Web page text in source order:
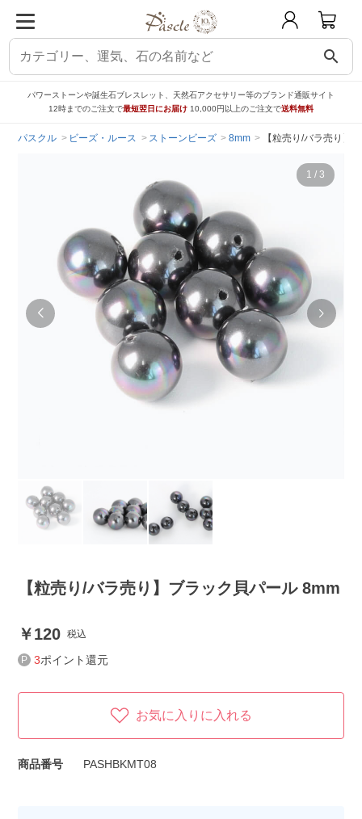
search
パワーストーンや誕生石ブレスレット、天然石アクセサリー等のブランド通販サイト
12時までのご注文で最短翌日にお届け 10,000円以上のご注文で送料無料
パスクル ビーズ・ルース ストーンビーズ 8mm 【粒売り/バラ売り】
1 / 3
【粒売り/バラ売り】ブラック貝パール 8mm
120 税込
3ポイント還元
お気に入りに入れる
商品番号 PASHBKMT08